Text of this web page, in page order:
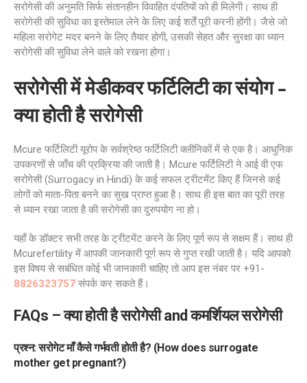
सरोगेसी की अनुमति सिर्फ संतानहीन विवाहित दंपतियों को ही मिलेगी। साथ ही
सरोगेसी की सुविधा का इस्तेमाल लेने के लिए कई शर्तें पूरी करनी होंगी। जैसे जो
महिला सरोगेट मदर बनने के लिए तैयार होगी, उसकी सेहत और सुरक्षा का ध्यान
सरोगेसी की सुविधा लेने वाले को रखना होगा।
सरोगेसी में मेडीकवर फर्टिलिटी का संयोग–
क्या होती है सरोगेसी
Mcure फर्टिलिटी यूरोप के सर्वश्रेष्ठ फर्टिलिटी क्लीनिकों में से एक है। आधुनिक
उपकरणों से जाँच की प्रक्रिया की जाती है। Mcure फर्टिलिटी ने आई वी एफ
सरोगेसी (Surrogacy in Hindi) के कई सफल ट्रीटमेंट किए हैं जिनसे कई
लोगों को माता-पिता बनने का सुख प्राप्त हुआ है। साथ ही इस बात का पूरी तरह
से ध्यान रखा जाता है की सरोगेसी का दुरुपयोग ना हो।
यहाँ के डॉक्टर सभी तरह के ट्रीटमेंट करने के लिए पूर्ण रूप से सक्षम हैं। साथ ही
Mcurefertility में आपकी जानकारी पूर्ण रूप से गुप्त रखी जाती है। यदि आपको
इस विषय से सबंधित कोई भी जानकारी चाहिए तो आप इस नंबर पर +91-
8826323757 संपर्क कर सकते हैं।
FAQs – क्या होती है सरोगेसी and कमर्शियल सरोगेसी
प्रश्न: सरोगेट माँ कैसे गर्भवती होती है? (How does surrogate
mother get pregnant?)